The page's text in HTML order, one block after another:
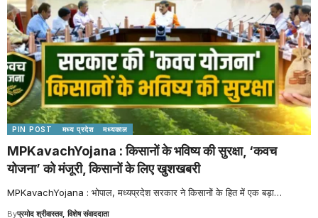
PIN POST मध्य प्रदेश मध्यकाल
MPKavachYojana : किसानों के भविष्य की सुरक्षा, ‘कवच
योजना’ को मंजूरी, किसानों के लिए खुशखबरी
MPKavachYojana : भोपाल, मध्यप्रदेश सरकार ने किसानों के हित में एक बड़ा…
Byप्रमोद श्रीवास्तव, विशेष संवाददाता